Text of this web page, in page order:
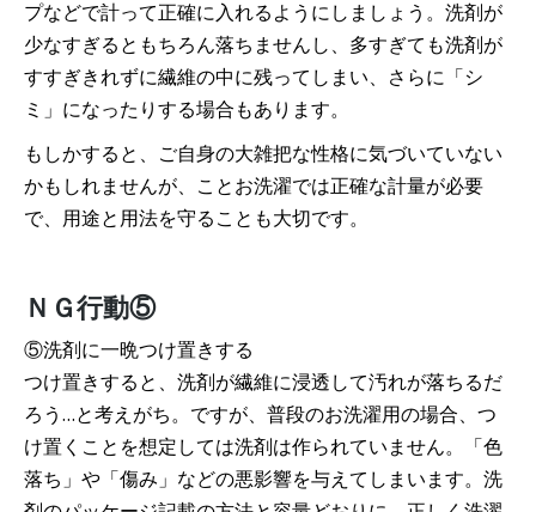
プなどで計って正確に入れるようにしましょう。洗剤が
少なすぎるともちろん落ちませんし、多すぎても洗剤が
すすぎきれずに繊維の中に残ってしまい、さらに「シ
ミ」になったりする場合もあります。
もしかすると、ご自身の大雑把な性格に気づいていない
かもしれませんが、ことお洗濯では正確な計量が必要
で、用途と用法を守ることも大切です。
ＮＧ行動⑤
⑤洗剤に一晩つけ置きする
つけ置きすると、洗剤が繊維に浸透して汚れが落ちるだ
ろう…と考えがち。ですが、普段のお洗濯用の場合、つ
け置くことを想定しては洗剤は作られていません。「色
落ち」や「傷み」などの悪影響を与えてしまいます。洗